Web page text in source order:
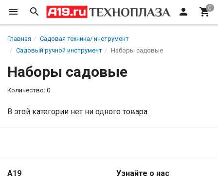
Главная
Садовая техника/ инструмент
Садовый ручной инструмент
Наборы садовые
Наборы садовые
Количество: 0
В этой категории нет ни одного товара.
A19 Узнайте о нас